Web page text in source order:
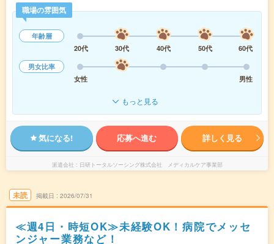
職場の雰囲気
年齢層
20代
30代 40代 50代
60代
男女比率
女性
男性
もっと見る
気になる! 応募へ進む 詳しく見る
派遣会社 日研トータルソーシング株式会社 メディカルケア事業部
未読 掲載日 2026/07/31
≪週4日・時短OK≫未経験OK！病院でメッセ
ンジャー業務など！